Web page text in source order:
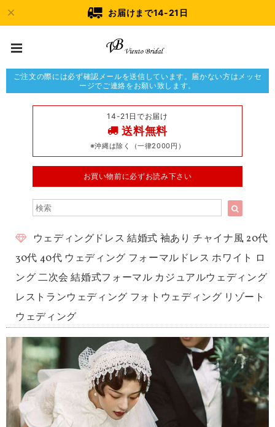
お届けまで14-21日
ご注文の際には必ず確認メールを送信しています。届かない方はメッセ
ージでご連絡をお願い致します。
14-21日でお届け
送料無料
※沖縄は除く（一律2000円）
お買い物前に必ずお読み下さい
ウェディングドレス 結婚式 袖あり チャイナ風 20代
30代 40代 ウェディング フォーマルドレス ホワイト ロ
ング 二次会 結婚式フォーマル カジュアルウェディング
レストランウェディング フォトウェディング リゾート
ウェディング